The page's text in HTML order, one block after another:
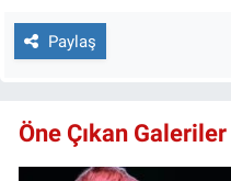
Paylaş
Öne Çıkan Galeriler